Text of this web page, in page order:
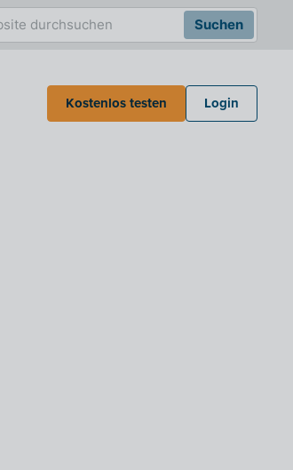
Suchen
Kostenlos testen Login